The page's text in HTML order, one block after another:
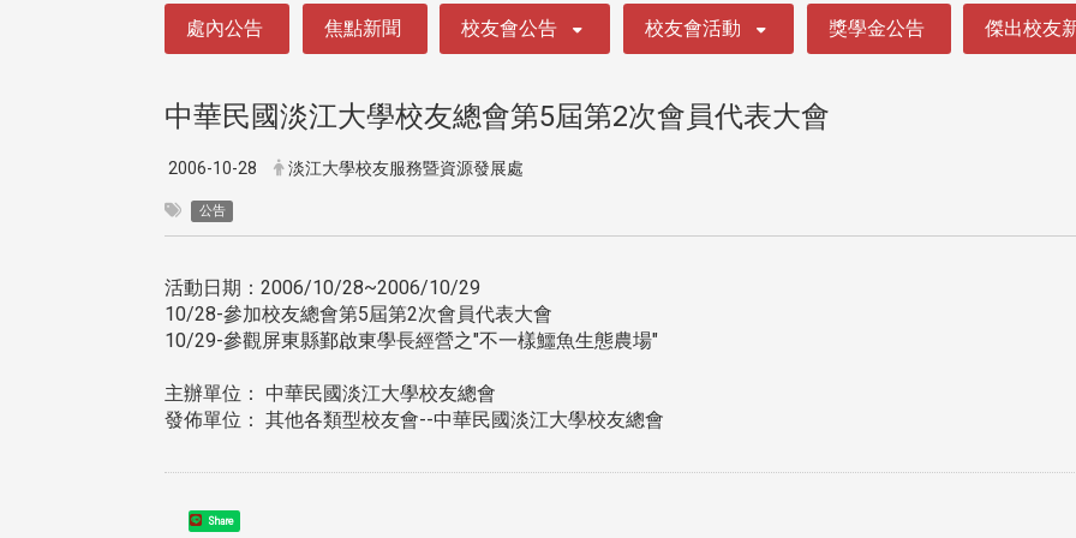
處內公告 焦點新聞 校友會公告 校友會活動 獎學金公告 傑出校友
中華民國淡江大學校友總會第5屆第2次會員代表大會
2006-10-28 淡江大學校友服務暨資源發展處
公告
活動日期：2006/10/28~2006/10/29
10/28-參加校友總會第5屆第2次會員代表大會
10/29-參觀屏東縣鄞啟東學長經營之"不一樣鱷魚生態農場"
主辦單位： 中華民國淡江大學校友總會
發佈單位： 其他各類型校友會--中華民國淡江大學校友總會
Share